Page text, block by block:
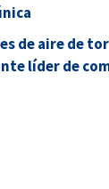
de aire de
líder de